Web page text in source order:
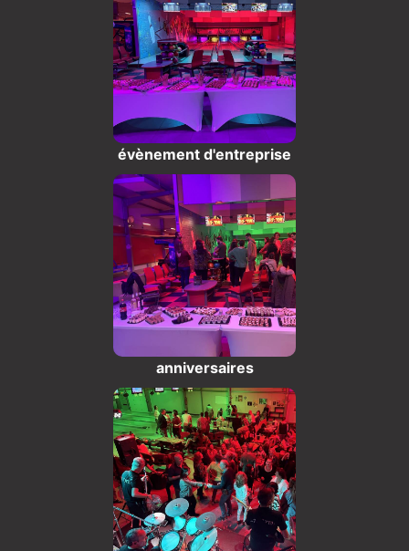
évènement d'entreprise
anniversaires